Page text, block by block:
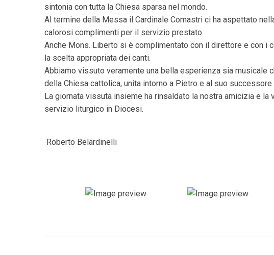
sintonia con tutta la Chiesa sparsa nel mondo.
Al termine della Messa il Cardinale Comastri ci ha aspettato
calorosi complimenti per il servizio prestato.
Anche Mons. Liberto si è complimentato con il direttore e con i
la scelta appropriata dei canti.
Abbiamo vissuto veramente una bella esperienza sia musicale
della Chiesa cattolica, unita intorno a Pietro e al suo successore
La giornata vissuta insieme ha rinsaldato la nostra amicizia e
servizio liturgico in Diocesi.
Roberto Belardinelli